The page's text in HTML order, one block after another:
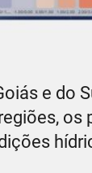
e do